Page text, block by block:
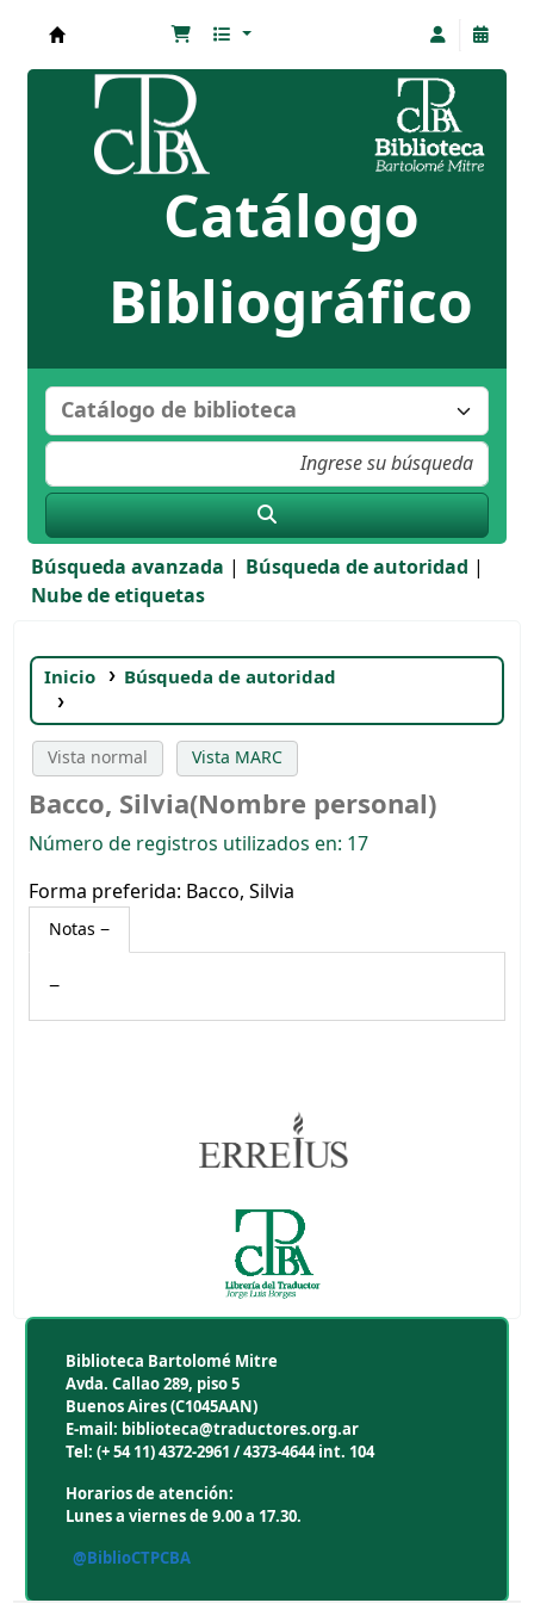
Biblioteca Bartolomé Mitre
Catálogo
Bibliográfico
Búsqueda avanzada
Búsqueda de autoridad
Nube de etiquetas
Inicio
Búsqueda de autoridad
Vista normal Vista MARC
Bacco, Silvia(Nombre personal)
Número de registros utilizados en: 17
Forma preferida: Bacco, Silvia
Notas
Biblioteca Bartolomé Mitre
Avda. Callao 289, piso 5
Buenos Aires (C1045AAN)
E-mail: biblioteca@traductores.org.ar
Tel: (+ 54 11) 4372-2961 / 4373-4644 int. 104
Horarios de atención:
Lunes a viernes de 9.00 a 17.30.
@BiblioCTPCBA